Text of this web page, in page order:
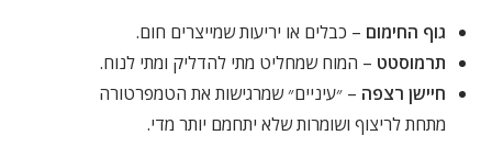
גוף החימום – כבלים או יריעות שמייצרים חום.
תרמוסטט – המוח שמחליט מתי להדליק ומתי לנוח.
חיישן רצפה – ״עיניים״ שמרגישות את הטמפרטורה
מתחת לריצוף ושומרות שלא יתחמם יותר מדי.